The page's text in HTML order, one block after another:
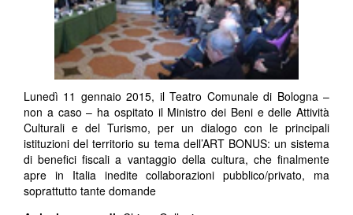
Lunedì 11 gennaio 2015, il Teatro Comunale di Bologna –
non a caso – ha ospitato il Ministro dei Beni e delle Attività
Culturali e del Turismo, per un dialogo con le principali
istituzioni del territorio su tema dell’ART BONUS: un sistema
di benefici fiscali a vantaggio della cultura, che finalmente
apre in Italia inedite collaborazioni pubblico/privato, ma
soprattutto tante domande